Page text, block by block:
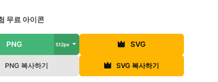
무료 아이콘
PNG 512px SVG
PNG 복사하기 SVG 복사하기